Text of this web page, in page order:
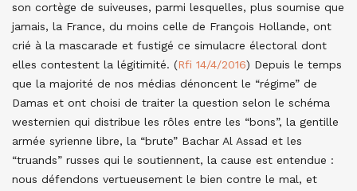
son cortège de suiveuses, parmi lesquelles, plus soumise que
jamais, la France, du moins celle de François Hollande, ont
crié à la mascarade et fustigé ce simulacre électoral dont
elles contestent la légitimité. (Rfi 14/4/2016) Depuis le temps
que la majorité de nos médias dénoncent le “régime” de
Damas et ont choisi de traiter la question selon le schéma
westernien qui distribue les rôles entre les “bons”, la gentille
armée syrienne libre, la “brute” Bachar Al Assad et les
“truands” russes qui le soutiennent, la cause est entendue :
nous défendons vertueusement le bien contre le mal, et